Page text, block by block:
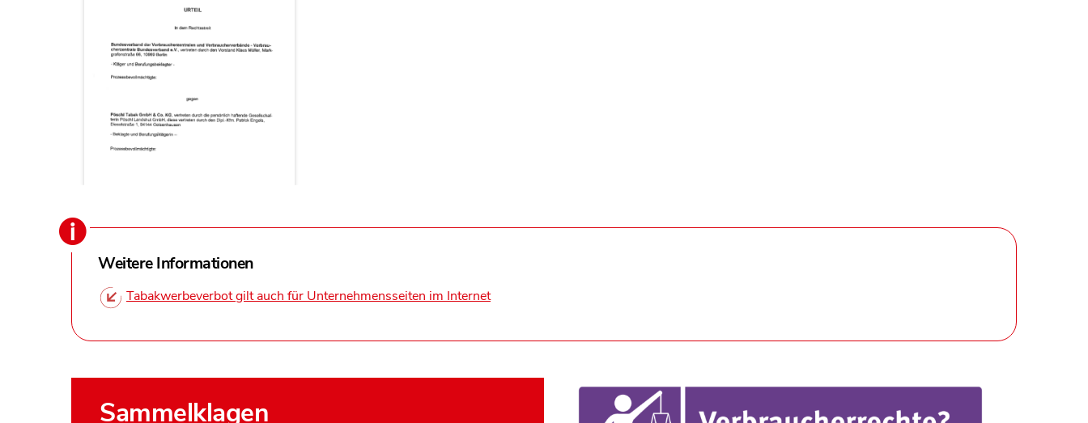
Weitere Informationen
Tabakwerbeverbot gilt auch für Unternehmensseiten im Internet
Sammelklagen